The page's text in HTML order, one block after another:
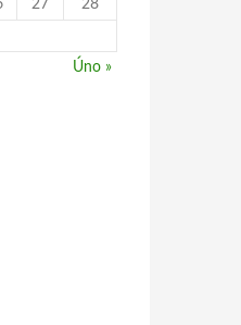
27 28
Úno »